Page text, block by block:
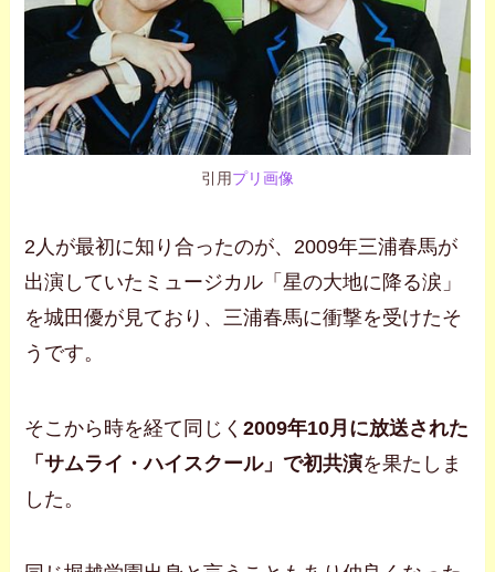
引用プリ画像
2人が最初に知り合ったのが、2009年三浦春馬が
出演していたミュージカル「星の大地に降る涙」
を城田優が見ており、三浦春馬に衝撃を受けたそ
うです。
そこから時を経て同じく2009年10月に放送された
「サムライ・ハイスクール」で初共演を果たしま
した。